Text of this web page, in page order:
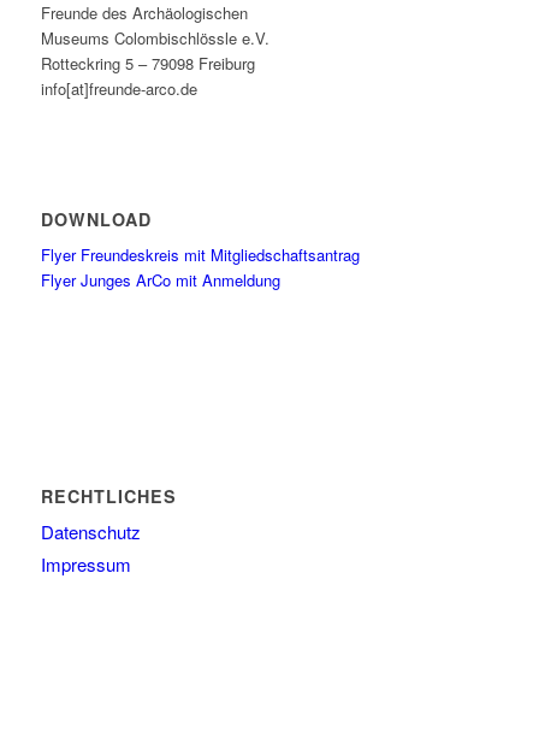
Freunde des Archäologischen
Museums Colombischlössle e.V.
Rotteckring 5 – 79098 Freiburg
info[at]freunde-arco.de
DOWNLOAD
Flyer Freundeskreis mit Mitgliedschaftsantrag
Flyer Junges ArCo mit Anmeldung
RECHTLICHES
Datenschutz
Impressum